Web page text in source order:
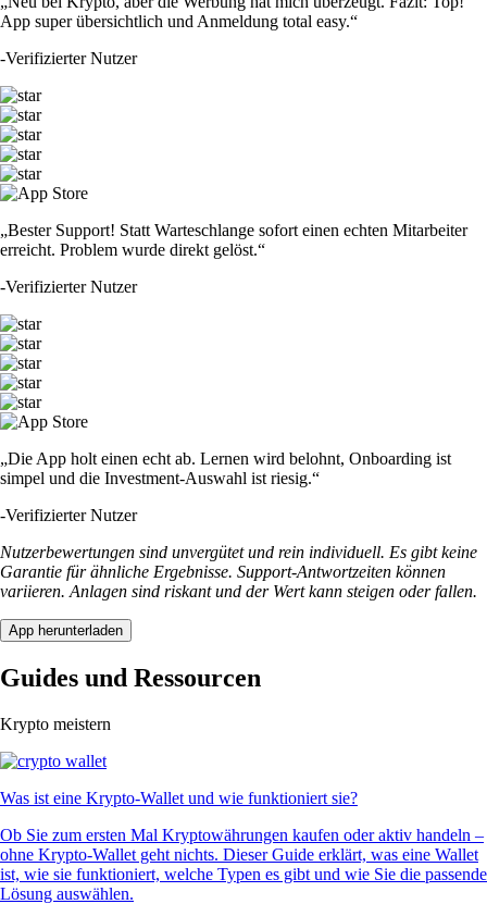
App super übersichtlich und Anmeldung total easy.“
-Verifizierter Nutzer
„Bester Support! Statt Warteschlange sofort einen echten Mitarbeiter
erreicht. Problem wurde direkt gelöst.“
-Verifizierter Nutzer
„Die App holt einen echt ab. Lernen wird belohnt, Onboarding ist
simpel und die Investment-Auswahl ist riesig.“
-Verifizierter Nutzer
Nutzerbewertungen sind unvergütet und rein individuell. Es gibt keine
Garantie für ähnliche Ergebnisse. Support-Antwortzeiten können
variieren. Anlagen sind riskant und der Wert kann steigen oder fallen.
App herunterladen
Guides und Ressourcen
Krypto meistern
Was ist eine Krypto-Wallet und wie funktioniert sie?
Ob Sie zum ersten Mal Kryptowährungen kaufen oder aktiv handeln –
ohne Krypto-Wallet geht nichts. Dieser Guide erklärt, was eine Wallet
ist, wie sie funktioniert, welche Typen es gibt und wie Sie die passende
Lösung auswählen.